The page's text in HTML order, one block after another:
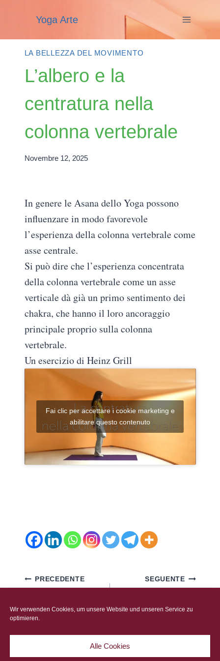
Wir verwenden Cookies, um unsere Website und unseren Service zu
optimieren.
Alle Cookies
Yoga Arte
LA BELLEZZA DEL MOVIMENTO
L’albero e la
centratura nella
colonna vertebrale
Novembre 12, 2025
In genere le Asana dello Yoga possono
influenzare in modo favorevole
l’esperienza della colonna vertebrale come
asse centrale.
Si può dire che l’esperienza concentrata
della colonna vertebrale come un asse
verticale dà già un primo sentimento dei
chakra, che hanno il loro ancoraggio
principale proprio sulla colonna
vertebrale.
Un esercizio di Heinz Grill
Fai clic per accettare i cookie marketing e
abilitare questo contenuto
Navigazione
PRECEDENTE
Bhujangasana
SEGUENTE
testa in 7 giorni